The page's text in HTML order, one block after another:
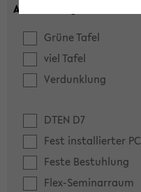
Ausstattung:
Grüne Tafel
viel Tafel
Verdunklung
DTEN D7
Fest installierter PC
Feste Bestuhlung
Flex-Seminarraum